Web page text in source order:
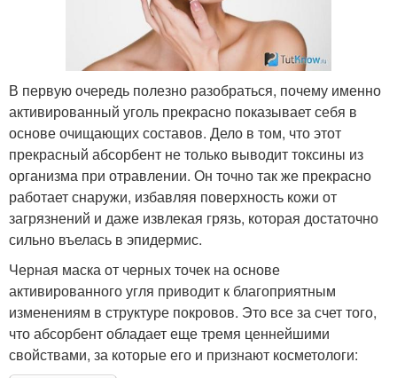
В первую очередь полезно разобраться, почему именно
активированный уголь прекрасно показывает себя в
основе очищающих составов. Дело в том, что этот
прекрасный абсорбент не только выводит токсины из
организма при отравлении. Он точно так же прекрасно
работает снаружи, избавляя поверхность кожи от
загрязнений и даже извлекая грязь, которая достаточно
сильно въелась в эпидермис.
Черная маска от черных точек на основе
активированного угля приводит к благоприятным
изменениям в структуре покровов. Это все за счет того,
что абсорбент обладает еще тремя ценнейшими
свойствами, за которые его и признают косметологи: